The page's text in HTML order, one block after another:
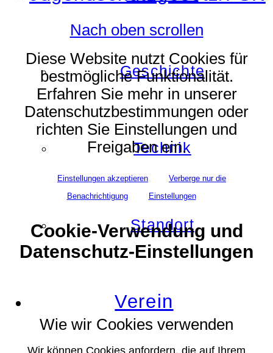
Geschichte
Technik
Standort
Verein
Nach oben scrollen
Diese Website nutzt Cookies für
bestmögliche Funktionalität.
Erfahren Sie mehr in unserer
Datenschutzbestimmungen oder
richten Sie Einstellungen und
Freigaben ein.
Einstellungen akzeptieren
Verberge nur die
Benachrichtigung
Einstellungen
Cookie-Verwendung und
Datenschutz-Einstellungen
Wie wir Cookies verwenden
Wir können Cookies anfordern, die auf Ihrem